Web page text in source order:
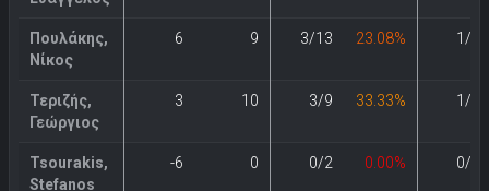
Πουλάκης,
Νίκος
6 9 3/13 23.08% 1/3
Τεριζής,
Γεώργιος
3 10 3/9 33.33% 1/3
Tsourakis,
Stefanos
-6 0 0/2 0.00% 0/3